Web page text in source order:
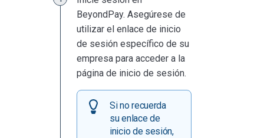
BeyondPay. Asegúrese de
utilizar el enlace de inicio
de sesión específico de su
empresa para acceder a la
página de inicio de sesión.
Si no recuerda
su enlace de
inicio de sesión,